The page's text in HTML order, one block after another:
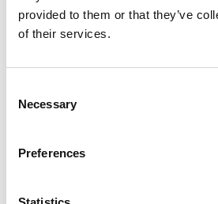
provided to them or that they’ve
of their services.
Selection
Necessary
Preferences
Blog
begeleiden bij het maken van